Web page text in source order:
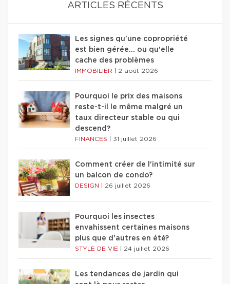
ARTICLES RÉCENTS
Les signes qu'une copropriété
est bien gérée… ou qu'elle
cache des problèmes
IMMOBILIER 2 août 2026
Pourquoi le prix des maisons
reste-t-il le même malgré un
taux directeur stable ou qui
descend?
FINANCES 31 juillet 2026
Comment créer de l'intimité sur
un balcon de condo?
DESIGN 26 juillet 2026
Pourquoi les insectes
envahissent certaines maisons
plus que d'autres en été?
STYLE DE VIE 24 juillet 2026
Les tendances de jardin qui